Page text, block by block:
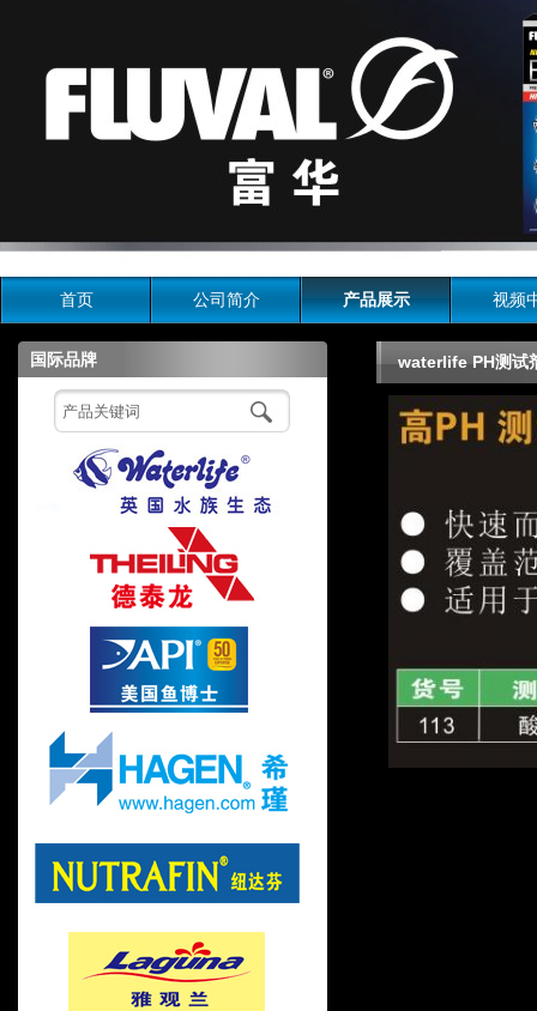
首页 公司简介 产品展示 视频
国际品牌 waterlife PH测试